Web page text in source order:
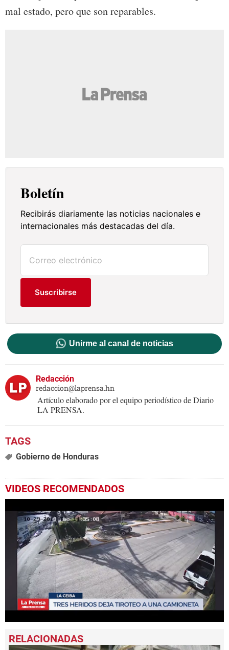
mal estado, pero que son reparables.
Boletín
Recibirás diariamente las noticias nacionales e
internacionales más destacadas del día.
Suscribirse
Unirme al canal de noticias
Redacción
redaccion@laprensa.hn
Artículo elaborado por el equipo periodístico de Diario
LA PRENSA.
Gobierno de Honduras
VIDEOS RECOMENDADOS
seconds
of